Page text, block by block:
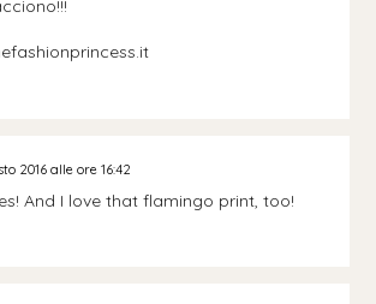
2016 alle ore 16:42
And I love that flamingo print, too!